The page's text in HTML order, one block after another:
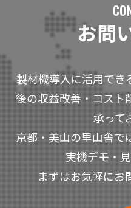
お問
製材機導入に活用でき
後の収益改善・コスト
承って
京都・美山の里山舎で
実機デモ・
まずはお気軽にお